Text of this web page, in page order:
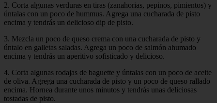
2. Corta algunas verduras en tiras (zanahorias, pepinos, pimientos) y
úntalas con un poco de hummus. Agrega una cucharada de pisto
encima y tendrás un delicioso dip de pisto.
3. Mezcla un poco de queso crema con una cucharada de pisto y
úntalo en galletas saladas. Agrega un poco de salmón ahumado
encima y tendrás un aperitivo sofisticado y delicioso.
4. Corta algunas rodajas de baguette y úntalas con un poco de aceite
de oliva. Agrega una cucharada de pisto y un poco de queso rallado
encima. Hornea durante unos minutos y tendrás unas deliciosas
tostadas de pisto.